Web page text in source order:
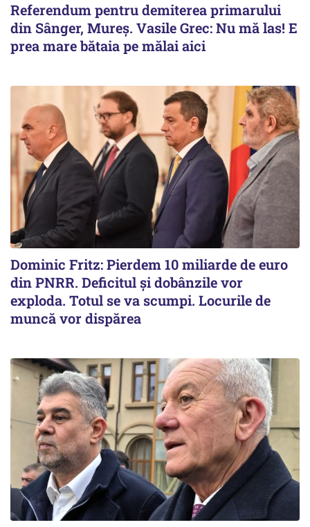
Referendum pentru demiterea primarului
din Sânger, Mureș. Vasile Grec: Nu mă las! E
prea mare bătaia pe mălai aici
Dominic Fritz: Pierdem 10 miliarde de euro
din PNRR. Deficitul și dobânzile vor
exploda. Totul se va scumpi. Locurile de
muncă vor dispărea